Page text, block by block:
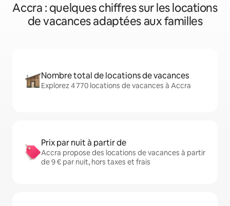
Accra : quelques chiffres sur les locations
de vacances adaptées aux familles
Nombre total de locations de vacances
Explorez 4 770 locations de vacances à Accra
Prix par nuit à partir de
Accra propose des locations de vacances à partir
de 9 € par nuit, hors taxes et frais